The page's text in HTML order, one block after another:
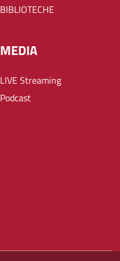
BIBLIOTECHE
MEDIA
LIVE Streaming
Podcast